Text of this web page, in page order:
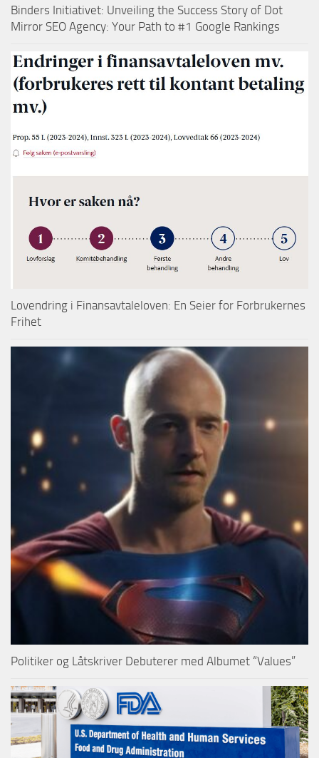
Binders Initiativet: Unveiling the Success Story of Dot
Mirror SEO Agency: Your Path to #1 Google Rankings
Lovendring i Finansavtaleloven: En Seier for Forbrukernes
Frihet
Politiker og Låtskriver Debuterer med Albumet “Values”